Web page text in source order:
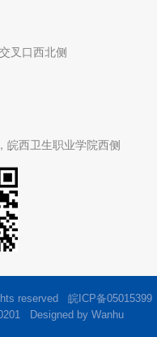
叉口西北侧
皖西卫生职业学院西侧
reserved 皖ICP备05015399
Designed by Wanhu